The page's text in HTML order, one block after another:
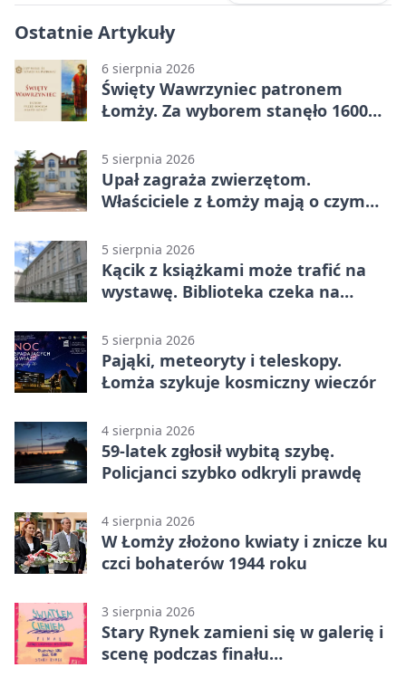
Ostatnie Artykuły
6 sierpnia 2026
Święty Wawrzyniec patronem
Łomży. Za wyborem stanęło 1600
5 sierpnia 2026
Upał zagraża zwierzętom.
Właściciele z Łomży mają o czym
5 sierpnia 2026
Kącik z książkami może trafić na
wystawę. Biblioteka czeka na
5 sierpnia 2026
Pająki, meteoryty i teleskopy.
Łomża szykuje kosmiczny wieczór
4 sierpnia 2026
59-latek zgłosił wybitą szybę.
Policjanci szybko odkryli prawdę
4 sierpnia 2026
W Łomży złożono kwiaty i znicze ku
czci bohaterów 1944 roku
3 sierpnia 2026
Stary Rynek zamieni się w galerię i
scenę podczas finału